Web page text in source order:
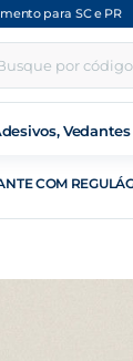
para SC e PR
COM